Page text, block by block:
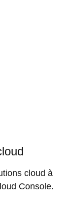
cloud à
Console.